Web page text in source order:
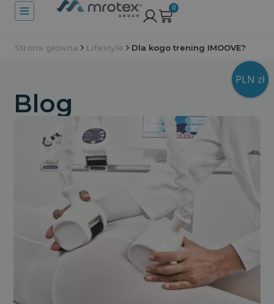
0
Strona główna Lifestyle Dla kogo trening IMOOVE?
Blog
PLN zł